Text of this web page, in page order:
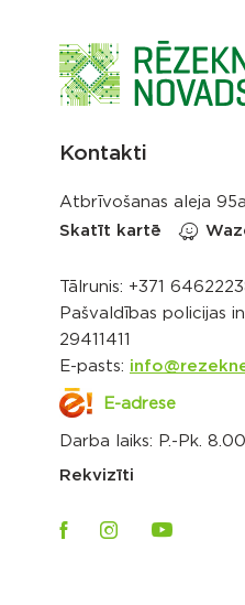
Kontakti
Atbrīvošanas aleja
Skatīt kartē
Tālrunis: +371
Pašvaldības policijas
29411411
E-pasts:
E-adrese
Darba laiks: P.-Pk.
Rekvizīti